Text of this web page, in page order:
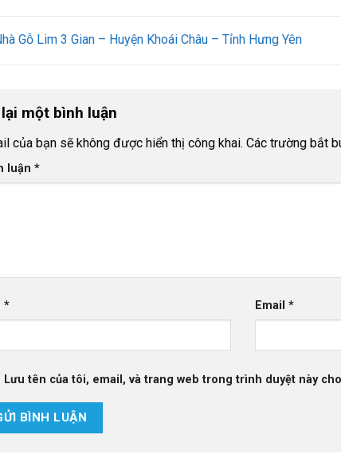
Gỗ Lim 3 Gian – Huyện Khoái Châu – Tỉnh Hưng Yên
một bình luận
của bạn sẽ không được hiển thị công khai. Các trường bắt
luận *
* Email *
Lưu tên của tôi, email, và trang web trong trình duyệt này